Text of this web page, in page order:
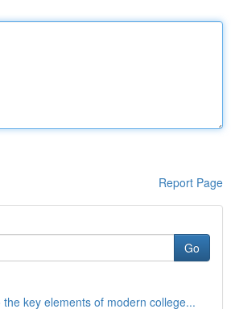
Report Page
Go
the key elements of modern college...